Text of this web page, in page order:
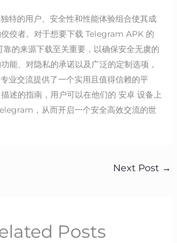
特的用户、安全性和性能体验组合使其成
佼者。对于想要下载 Telegram APK 的
的来源下载至关重要，以确保安全无虞的
能、对隐私的承诺以及广泛的定制选项，
业交流提供了一个实用且值得信赖的平
述的指南，用户可以在他们的 安卓 设备上
，从而开启一个安全高效交流的世
Next Post →
Posts